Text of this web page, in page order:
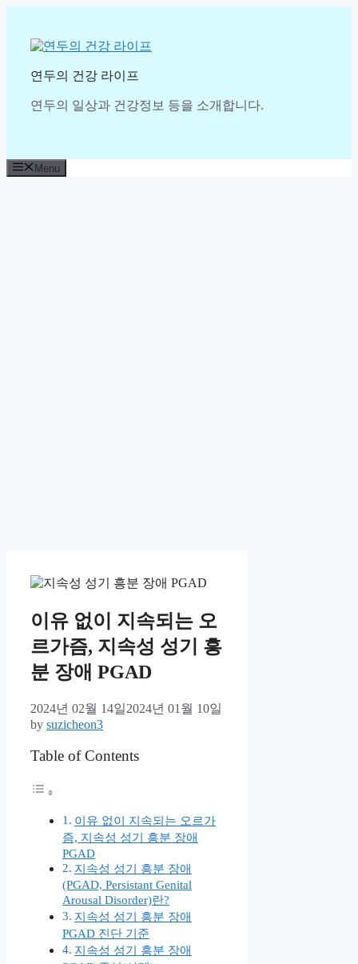
content
연두의 건강 라이프
연두의 일상과 건강정보 등을 소개합니다.
Menu
이유 없이 지속되는 오
르가즘, 지속성 성기 흥
분 장애 PGAD
2024년 02월 14일2024년 01월 10일
by suzicheon3
Table of Contents
이유 없이 지속되는 오르가
즘, 지속성 성기 흥분 장애
PGAD
지속성 성기 흥분 장애
(PGAD, Persistant Genital
Arousal Disorder)란?
지속성 성기 흥분 장애
PGAD 진단 기준
지속성 성기 흥분 장애